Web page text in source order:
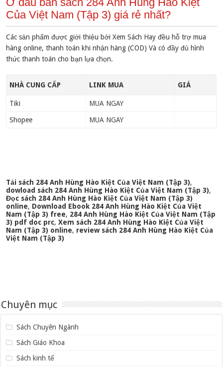
Của Việt Nam (Tập 3) giá rẻ nhất?
Các sản phẩm được giới thiệu bởi Xem Sách Hay đều hỗ trợ mua
hàng online, thanh toán khi nhận hàng (COD) Và có đầy đủ hình
thức thanh toán cho bạn lựa chọn.
NHÀ CUNG CẤP LINK MUA GIÁ
Tiki MUA NGAY
Shopee MUA NGAY
Tải sách 284 Anh Hùng Hào Kiệt Của Việt Nam (Tập 3),
dowload sách 284 Anh Hùng Hào Kiệt Của Việt Nam (Tập 3),
Đọc sách 284 Anh Hùng Hào Kiệt Của Việt Nam (Tập 3)
online, Download Ebook 284 Anh Hùng Hào Kiệt Của Việt
Nam (Tập 3) free, 284 Anh Hùng Hào Kiệt Của Việt Nam (Tập
3) pdf doc prc,Xem sách 284 Anh Hùng Hào Kiệt Của Việt
Nam (Tập 3) online, review sách 284 Anh Hùng Hào Kiệt Của
Việt Nam (Tập 3)
Chuyên mục
Sách Chuyên Ngành
Sách Giáo Khoa
Sách kinh tế